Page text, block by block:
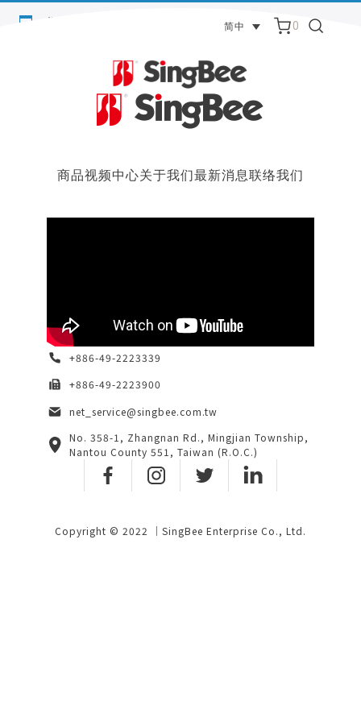
简中 0
您的购物车目前是空的。
商品视频中心关于我们最新消息联络我们
+886-49-2223339
+886-49-2223900
net_service@singbee.com.tw
No. 358-1, Zhangnan Rd., Mingjian Township,
Nantou County 551, Taiwan (R.O.C.)
Copyright © 2022 ｜SingBee Enterprise Co., Ltd.